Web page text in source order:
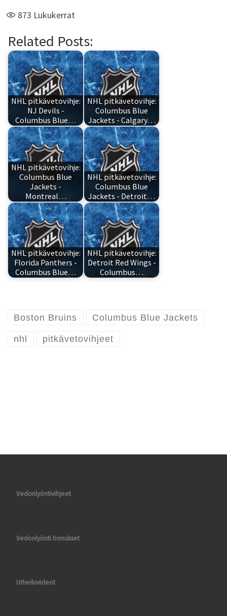
873 Lukukerrat
Related Posts:
NHL pitkävetovihje:
NJ Devils -
Columbus Blue…
NHL pitkävetovihje:
Columbus Blue
Jackets - Calgary…
NHL pitkävetovihje:
Columbus Blue
Jackets -
Montreal…
NHL pitkävetovihje:
Columbus Blue
Jackets - Detroit…
NHL pitkävetovihje:
Florida Panthers -
Columbus Blue…
NHL pitkävetovihje:
Detroit Red Wings -
Columbus…
Boston Bruins Columbus Blue Jackets
nhl pitkävetovihjeet
Vedonlyöntivihjeet
Vedonlyönti bonukset
Urheiluvideot